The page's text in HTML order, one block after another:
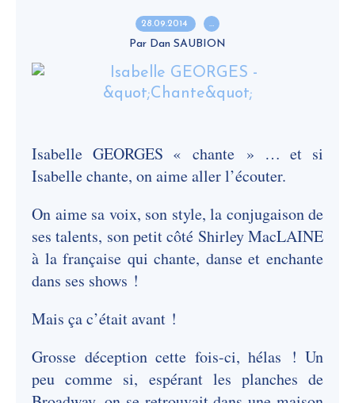
28.09.2014 …
Par Dan SAUBION
Isabelle GEORGES « chante » … et si
Isabelle chante, on aime aller l’écouter.
On aime sa voix, son style, la conjugaison de
ses talents, son petit côté Shirley MacLAINE
à la française qui chante, danse et enchante
dans ses shows !
Mais ça c’était avant !
Grosse déception cette fois-ci, hélas ! Un
peu comme si, espérant les planches de